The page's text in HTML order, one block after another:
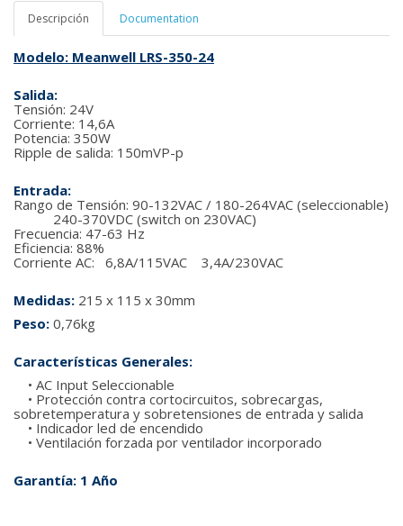
Descripción Documentation
Modelo: Meanwell LRS-350-24
Salida:
Tensión: 24V
Corriente: 14,6A
Potencia: 350W
Ripple de salida: 150mVP-p
Entrada:
Rango de Tensión: 90-132VAC / 180-264VAC (seleccionable)
240-370VDC (switch on 230VAC)
Frecuencia: 47-63 Hz
Eficiencia: 88%
Corriente AC: 6,8A/115VAC 3,4A/230VAC
Medidas: 215 x 115 x 30mm
Peso: 0,76kg
Características Generales:
• AC Input Seleccionable
• Protección contra cortocircuitos, sobrecargas,
sobretemperatura y sobretensiones de entrada y salida
• Indicador led de encendido
• Ventilación forzada por ventilador incorporado
Garantía: 1 Año